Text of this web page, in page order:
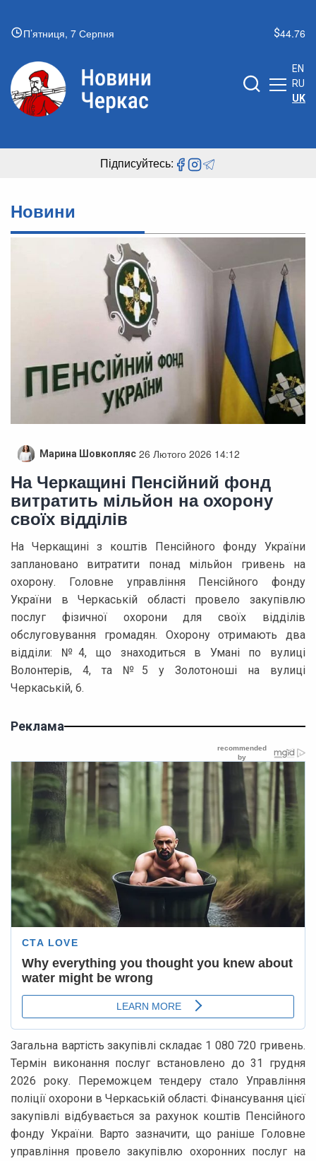
П’ятниця, 7 Серпня 44.76
EN
RU
UK
Підписуйтесь:
Новини
Марина Шовкопляс 26 Лютого 2026 14:12
На Черкащині Пенсійний фонд
витратить мільйон на охорону
своїх відділів
На Черкащині з коштів Пенсійного фонду України
заплановано витратити понад мільйон гривень на
охорону. Головне управління Пенсійного фонду
України в Черкаській області провело закупівлю
послуг фізичної охорони для своїх відділів
обслуговування громадян. Охорону отримають два
відділи: №4, що знаходиться в Умані по вулиці
Волонтерів, 4, та №5 у Золотоноші на вулиці
Черкаській, 6.
Реклама
Загальна вартість закупівлі складає 1 080 720 гривень.
Термін виконання послуг встановлено до 31 грудня
2026 року. Переможцем тендеру стало Управління
поліції охорони в Черкаській області. Фінансування цієї
закупівлі відбувається за рахунок коштів Пенсійного
фонду України. Варто зазначити, що раніше Головне
управління провело закупівлю охоронних послуг на